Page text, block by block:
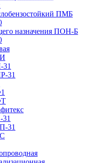
ПМБ
назначения ПОН-Б
31
31